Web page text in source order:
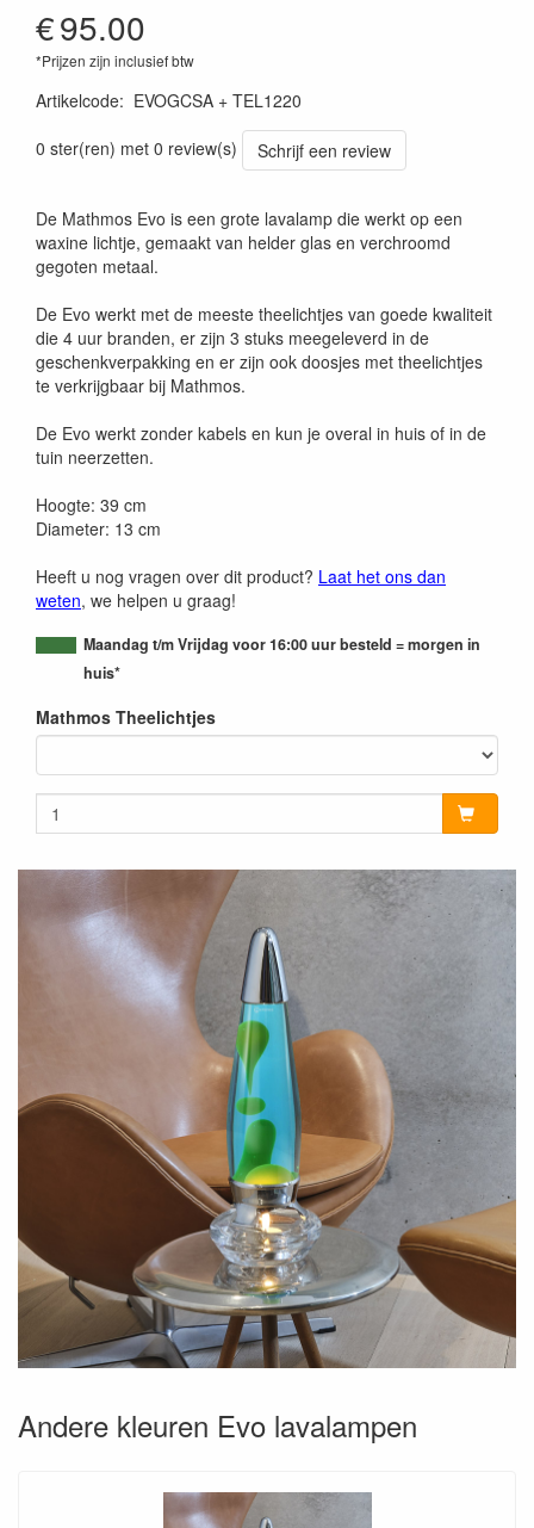
€95.00
*Prijzen zijn inclusief btw
Artikelcode: EVOGCSA + TEL1220
0 ster(ren) met 0 review(s)
Schrijf een review
De Mathmos Evo is een grote lavalamp die werkt op een
waxine lichtje, gemaakt van helder glas en verchroomd
gegoten metaal.
De Evo werkt met de meeste theelichtjes van goede kwaliteit
die 4 uur branden, er zijn 3 stuks meegeleverd in de
geschenkverpakking en er zijn ook doosjes met theelichtjes
te verkrijgbaar bij Mathmos.
De Evo werkt zonder kabels en kun je overal in huis of in de
tuin neerzetten.
Hoogte: 39 cm
Diameter: 13 cm
Heeft u nog vragen over dit product? Laat het ons dan
weten, we helpen u graag!
Maandag t/m Vrijdag voor 16:00 uur besteld = morgen in
huis*
Mathmos Theelichtjes
Andere kleuren Evo lavalampen